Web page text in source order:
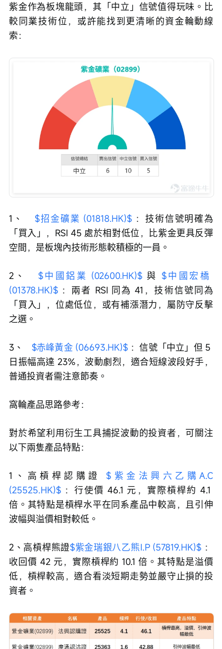
紫金作為板塊龍頭，其「中立」信號值得玩味。比
較同業技術位，或許能找到更清晰的資金輪動線
索：
1、 $招金礦業 (01818.HK)$ ：技術信號明確為
「買入」，RSI 45 處於相對低位，比紫金更具反彈
空間，是板塊內技術形態較積極的一員。
$中國鋁業 (02600.HK)$ 與 $中國宏橋
(01378.HK)$ ：兩者 RSI 同為 41，技術信號同為
「買入」，位處低位，或有補漲潛力，屬防守反擊
之選。
$赤峰黃金 (06693.HK)$ ：信號「中立」但 5
日振幅高達 23%，波動劇烈，適合短線波段好手，
普通投資者需注意節奏。
窩輪產品思路參考：
對於希望利用衍生工具捕捉波動的投資者，可關注
以下兩隻產品特點：
1、高槓桿認購證 $紫金法興六乙購A.C
(25525.HK)$ ：行使價 46.1 元，實際槓桿約 4.1
倍。其特點是槓桿水平在同系產品中較高，且引伸
波幅與溢價相對較低。
2、高槓桿熊證$紫金瑞銀八乙熊I.P (57819.HK)$ ：
收回價 42 元，實際槓桿約 10.1 倍。其特點是溢價
低，槓桿較高，適合看淡短期走勢並嚴守止損的投
資者。